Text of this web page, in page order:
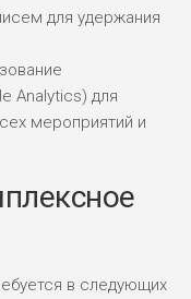
для удержания
Analytics) для
мероприятий и
в следующих